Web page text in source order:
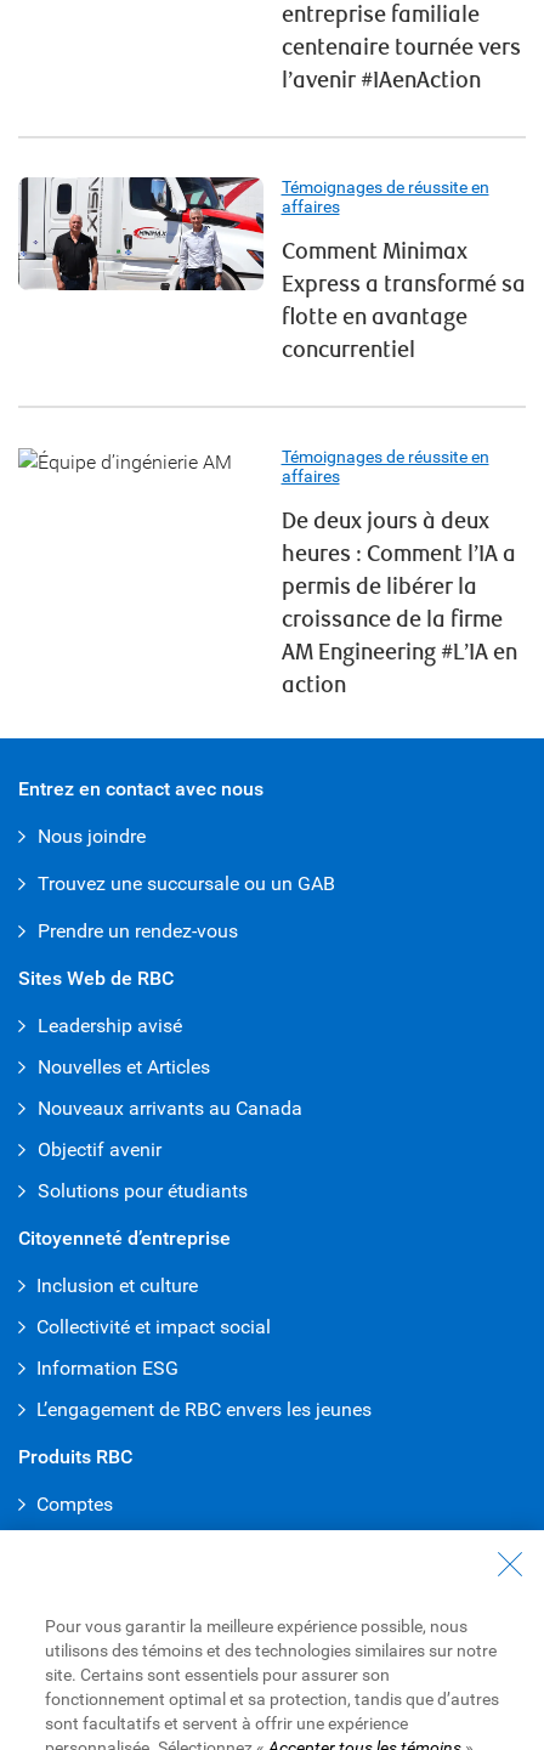
entreprise familiale
centenaire tournée vers
l’avenir #IAenAction
Témoignages de réussite en
affaires
Comment Minimax
Express a transformé sa
flotte en avantage
concurrentiel
Témoignages de réussite en
affaires
De deux jours à deux
heures : Comment l’IA a
permis de libérer la
croissance de la firme
AM Engineering #L’IA en
action
Produits RBC
Comptes
Prêts
Placements
Récompenses
Citoyenneté d’entreprise
Inclusion et culture
Collectivité et impact social
Information ESG
L’engagement de RBC envers les jeunes
Sites Web de RBC
Leadership avisé
Nouvelles et Articles
Nouveaux arrivants au Canada
Objectif avenir
Solutions pour étudiants
Entrez en contact avec nous
Nous joindre
Trouvez une succursale ou un GAB
Prendre un rendez-vous
Pour vous garantir la meilleure expérience possible, nous
utilisons des témoins et des technologies similaires sur notre
site. Certains sont essentiels pour assurer son
fonctionnement optimal et sa protection, tandis que d’autres
sont facultatifs et servent à offrir une expérience